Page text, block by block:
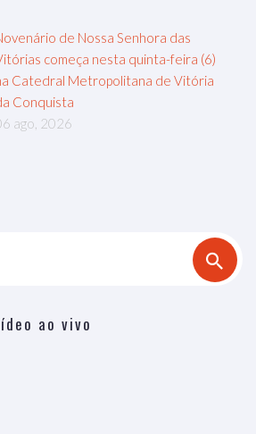
de Nossa Senhora das
começa nesta quinta-feira (6)
Catedral Metropolitana de Vitória
Conquista
ago, 2026
ao vivo